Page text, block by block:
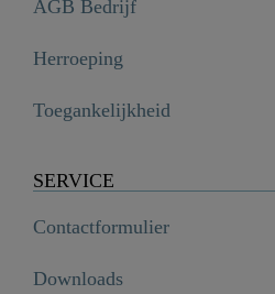
AGB Bedrijf
Herroeping
Toegankelijkheid
SERVICE
Contactformulier
Downloads